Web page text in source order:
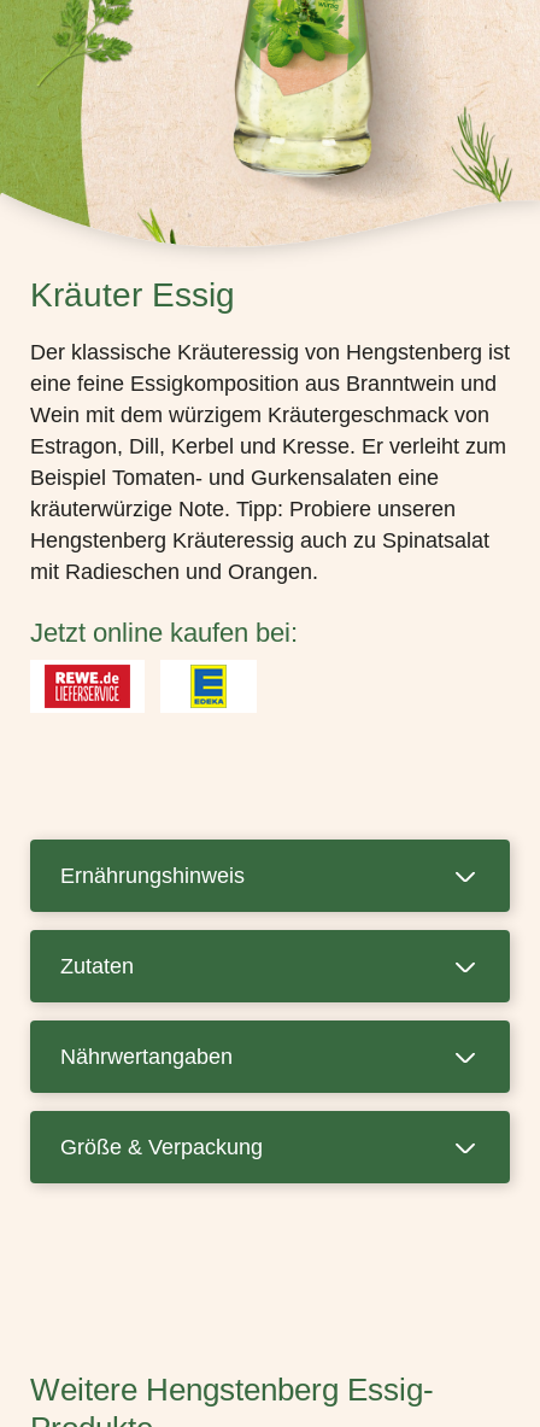
Kräuter Essig
Der klassische Kräuteressig von Hengstenberg ist
eine feine Essigkomposition aus Branntwein und
Wein mit dem würzigem Kräutergeschmack von
Estragon, Dill, Kerbel und Kresse. Er verleiht zum
Beispiel Tomaten- und Gurkensalaten eine
kräuterwürzige Note. Tipp: Probiere unseren
Hengstenberg Kräuteressig auch zu Spinatsalat
mit Radieschen und Orangen.
Jetzt online kaufen bei:
Ernährungshinweis
Zutaten
Nährwertangaben
Größe & Verpackung
Weitere Hengstenberg Essig-